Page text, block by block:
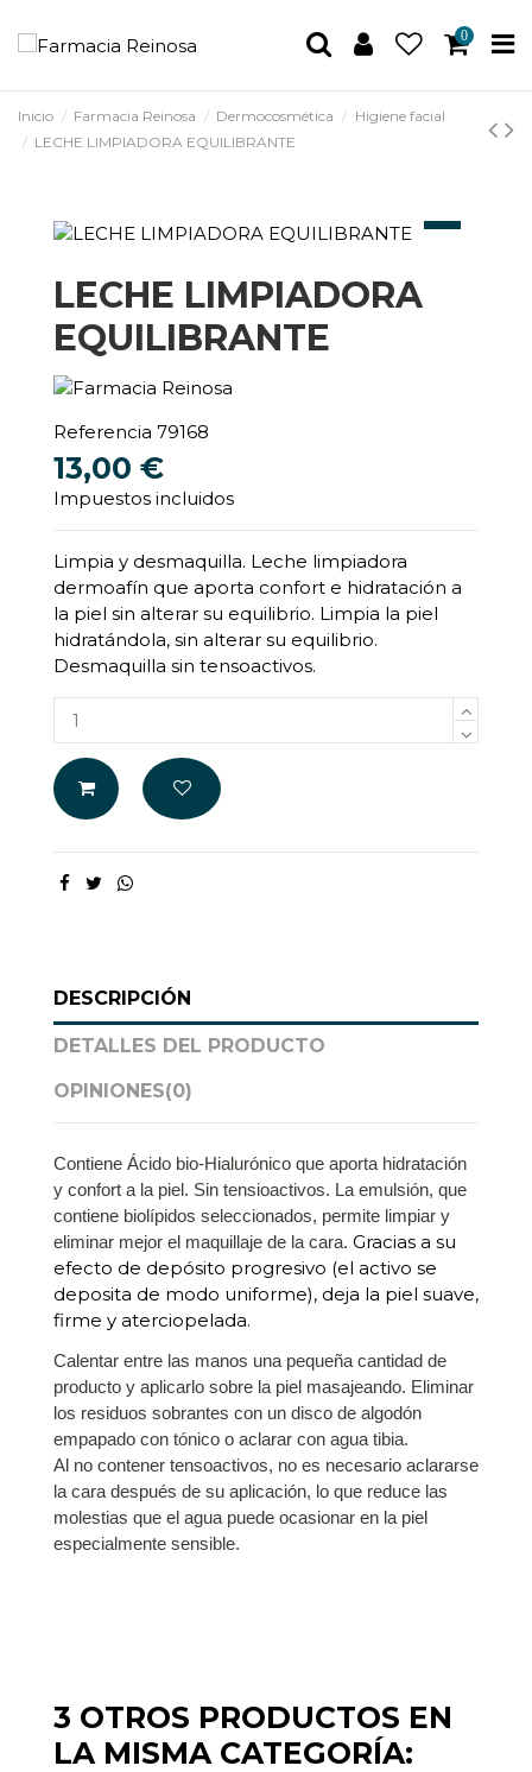
0
Inicio Farmacia Reinosa Dermocosmética
Higiene facial
LECHE LIMPIADORA EQUILIBRANTE
LECHE LIMPIADORA
EQUILIBRANTE
Referencia 79168
13,00 €
Impuestos incluidos
Limpia y desmaquilla. Leche limpiadora
dermoafí​n que aporta confort e hidratación a
la piel sin alterar su equilibrio. Limpia la piel
hidratándola, sin alterar su equilibrio.
Desmaquilla sin tensoactivos.
DESCRIPCIÓN
DETALLES DEL PRODUCTO
OPINIONES(0)
Contiene Ácido bio-Hialurónico que aporta hidratación
y confort a la piel. Sin tensioactivos. La emulsión, que
contiene biolípidos seleccionados, permite limpiar y
eliminar mejor el maquillaje de la cara. Gracias a su
efecto de depósito progresivo (el activo se
deposita de modo uniforme), deja la piel suave,
firme y aterciopelada​.
Calentar entre las manos una pequeña cantidad de
producto y aplicarlo sobre la piel masajeando. Eliminar
los residuos sobrantes con un disco de algodón
empapado con tónico o aclarar con agua tibia.​​
Al no contener tensoactivos, no es necesario aclararse
la cara después de su aplicación, lo que reduce las
molestias que el agua puede ocasionar en la piel​
especialmente sensible​.
3 OTROS PRODUCTOS EN
LA MISMA CATEGORÍA: